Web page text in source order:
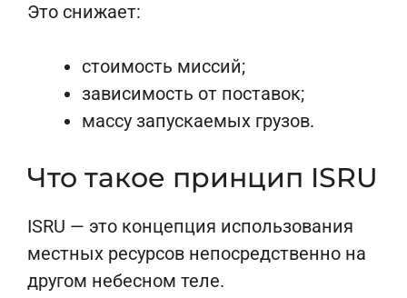
Это снижает:
стоимость миссий;
зависимость от поставок;
массу запускаемых грузов.
Что такое принцип ISRU
ISRU — это концепция использования
местных ресурсов непосредственно на
другом небесном теле.